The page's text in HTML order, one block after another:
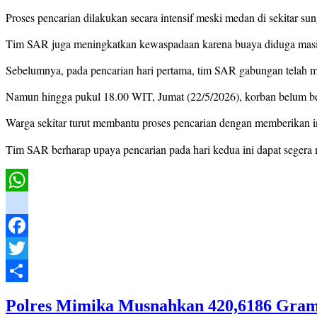
Proses pencarian dilakukan secara intensif meski medan di sekitar
Tim SAR juga meningkatkan kewaspadaan karena buaya diduga
Sebelumnya, pada pencarian hari pertama, tim SAR gabungan
Namun hingga pukul 18.00 WIT, Jumat (22/5/2026), korban belum
Warga sekitar turut membantu proses pencarian dengan
Tim SAR berharap upaya pencarian pada hari kedua ini dapat
instagram
Facebook
Twitter
Polres Mimika Musnahkan 420,6186